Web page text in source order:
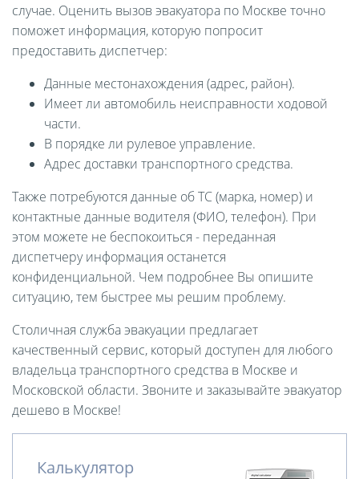
случае. Оценить вызов эвакуатора по Москве точно
поможет информация, которую попросит
предоставить диспетчер:
Данные местонахождения (адрес, район).
Имеет ли автомобиль неисправности ходовой
части.
В порядке ли рулевое управление.
Адрес доставки транспортного средства.
Также потребуются данные об ТС (марка, номер) и
контактные данные водителя (ФИО, телефон). При
этом можете не беспокоиться - переданная
диспетчеру информация останется
конфиденциальной. Чем подробнее Вы опишите
ситуацию, тем быстрее мы решим проблему.
Столичная служба эвакуации предлагает
качественный сервис, который доступен для любого
владельца транспортного средства в Москве и
Московской области. Звоните и заказывайте эвакуатор
дешево в Москве!
Калькулятор